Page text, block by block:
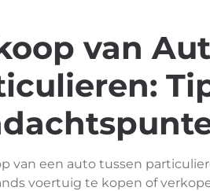
van
van een auto tussen
voertuig te kopen of